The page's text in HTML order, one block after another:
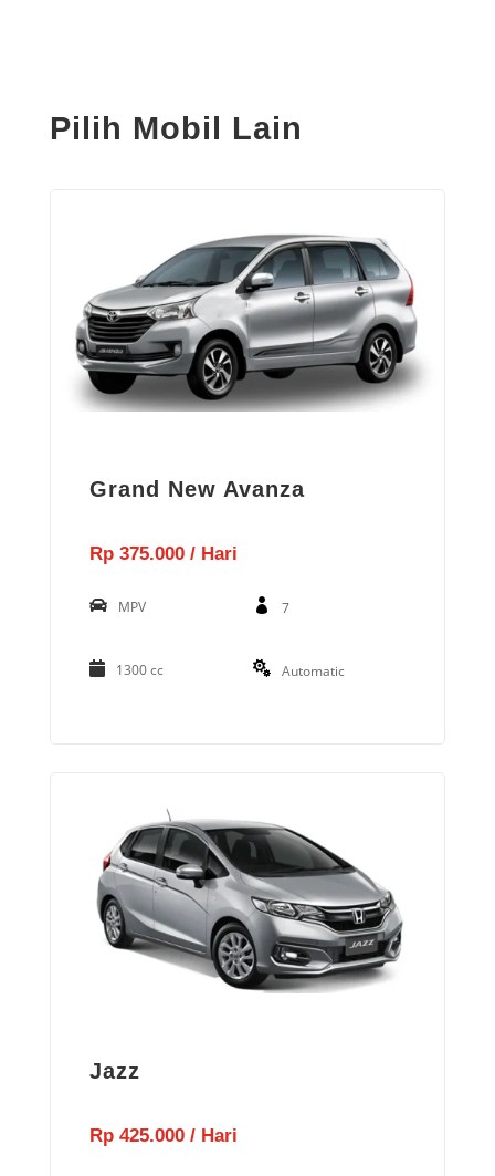
Pilih Mobil Lain
Grand New Avanza
Rp 375.000 / Hari
MPV 7
1300 cc Automatic
Jazz
Rp 425.000 / Hari